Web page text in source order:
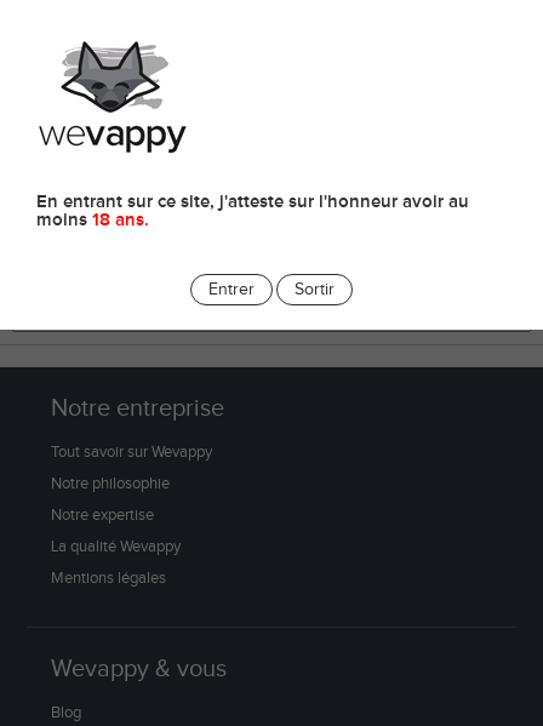
En entrant sur ce site, j'atteste sur l'honneur avoir au
moins 18 ans.
Entrer Sortir
E-liquides
Notre entreprise
Tout savoir sur Wevappy
Notre philosophie
Notre expertise
La qualité Wevappy
Mentions légales
Wevappy & vous
Blog